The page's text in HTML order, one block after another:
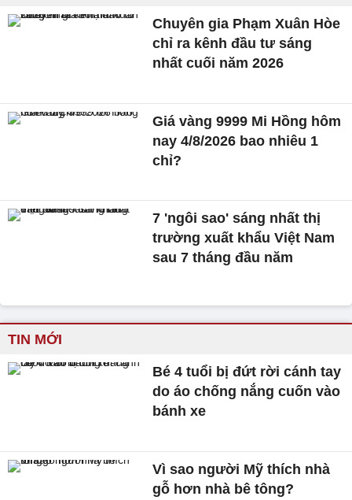
Chuyên gia Phạm Xuân Hòe
chỉ ra kênh đầu tư sáng
nhất cuối năm 2026
Giá vàng 9999 Mi Hồng hôm
nay 4/8/2026 bao nhiêu 1
chỉ?
7 'ngôi sao' sáng nhất thị
trường xuất khẩu Việt Nam
sau 7 tháng đầu năm
TIN MỚI
Bé 4 tuổi bị đứt rời cánh tay
do áo chống nắng cuốn vào
bánh xe
Vì sao người Mỹ thích nhà
gỗ hơn nhà bê tông?